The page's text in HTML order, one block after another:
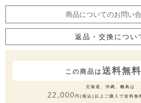
商品についてのお問い
返品・交換につい
この商品は送料無料
北海道、沖縄、離島は
22,000 円(税込)以上ご購入で送料無